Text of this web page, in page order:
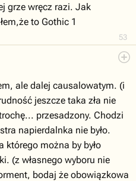
53
grze wręcz razi. Jak
to Gothic 1
ale dalej causalowatym. (i
jeszcze taka zła nie
przesadzony. Chodzi
napierdalnka nie było.
którego można by było
(z własnego wyboru nie
bodaj że obowiązkowa